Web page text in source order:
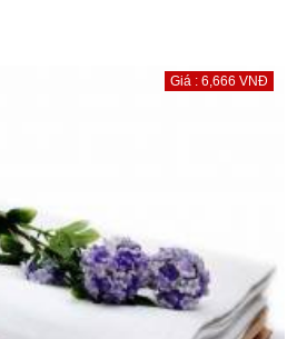
Giá : 6,666 VNĐ